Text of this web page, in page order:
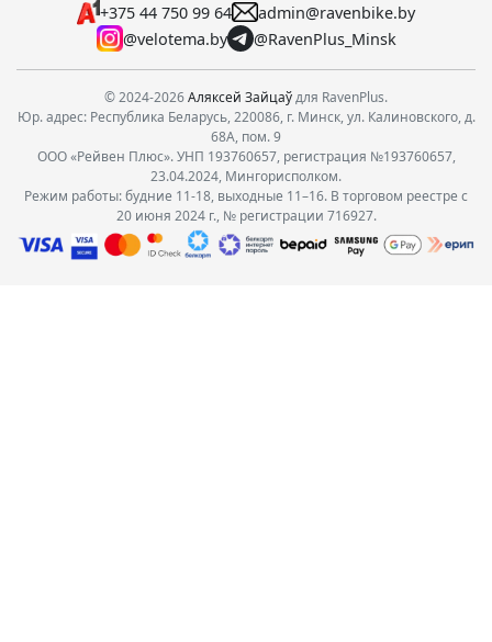
+375 44 750 99 64
admin@ravenbike.by
@velotema.by
@RavenPlus_Minsk
© 2024-2026Аляксей Зайцаўдля RavenPlus.
Юр. адрес: Республика Беларусь, 220086, г. Минск, ул. Калиновского, д.
68А, пом. 9
ООО «Рейвен Плюс». УНП 193760657, регистрация №193760657,
23.04.2024, Мингорисполком.
Режим работы: будние 11-18, выходные 11–16. В торговом реестре с
20 июня 2024 г., № регистрации 716927.